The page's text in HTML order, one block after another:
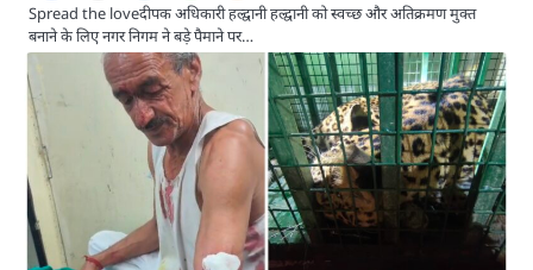
Spread the loveदीपक अधिकारी हल्द्वानी हल्द्वानी को स्वच्छ और अतिक्रमण मुक्त
बनाने के लिए नगर निगम ने बड़े पैमाने पर…